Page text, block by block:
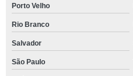
Porto Velho
Rio Branco
Salvador
São Paulo